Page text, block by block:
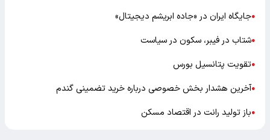
●جایگاه ایران در «جاده ابریشم دیجیتال»
●شتاب در فیبر، سکون در سیاست
●تقویت پتانسیل بورس
●آخرین هشدار بخش خصوصی درباره خرید تضمینی گندم
●باز تولید رانت در اقتصاد مسکن